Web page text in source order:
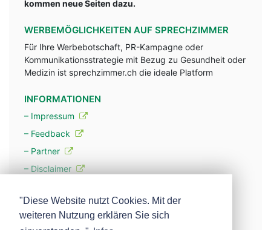
kommen neue Seiten dazu.
WERBEMÖGLICHKEITEN AUF SPRECHZIMMER
Für Ihre Werbebotschaft, PR-Kampagne oder
Kommunikationsstrategie mit Bezug zu Gesundheit oder
Medizin ist sprechzimmer.ch die ideale Platform
INFORMATIONEN
– Impressum
– Feedback
– Partner
– Disclaimer
– Werbung
"Diese Website nutzt Cookies. Mit der
weiteren Nutzung erklären Sie sich